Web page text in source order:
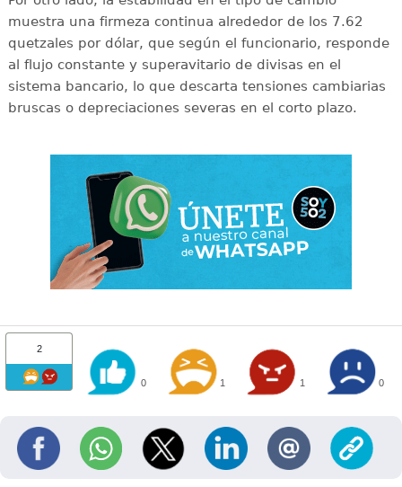
muestra una firmeza continua alrededor de los 7.62
quetzales por dólar, que según el funcionario, responde
al flujo constante y superavitario de divisas en el
sistema bancario, lo que descarta tensiones cambiarias
bruscas o depreciaciones severas en el corto plazo.
2
0 1 1 0